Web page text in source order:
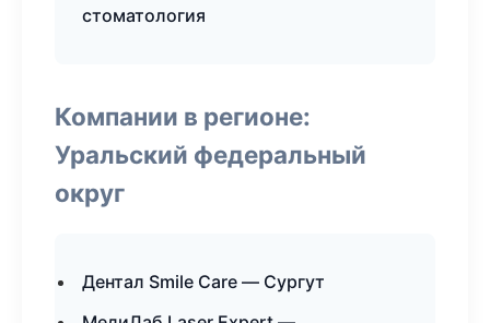
стоматология
Компании в регионе:
Уральский федеральный
округ
Дентал Smile Care — Сургут